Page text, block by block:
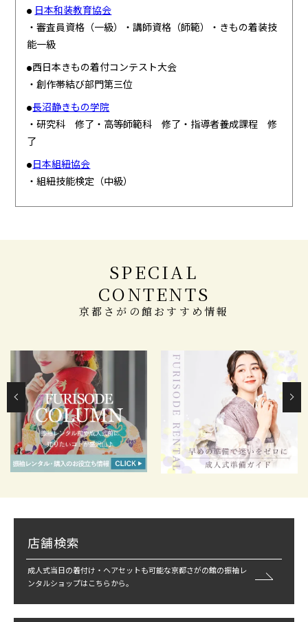
● 日本和装教育協会
・審査員資格（一級）・講師資格（師範）・きもの着装技
能一級
●西日本きもの着付コンテスト大会
・創作帯結び部門第三位
●長沼静きもの学院
・研究科 修了・高等師範科 修了・指導者養成課程 修
了
●日本組紐協会
・組紐技能検定（中級）
SPECIAL
CONTENTS
京都さがの館おすすめ情報
店舗検索
成人式当日の着付け・ヘアセットも可能な京都さがの館の振袖レ
ンタルショップはこちらから。